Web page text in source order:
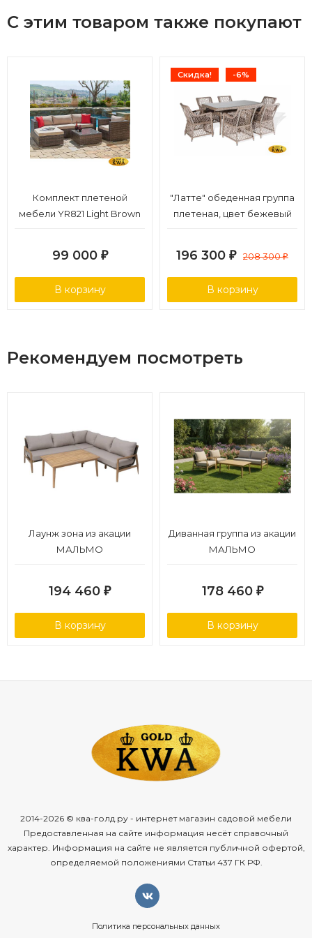
стола (73 см) для комфортной посадки
С этим товаром также покупают
Комплект плетеной
мебели YR821 Light Brown
99 000 ₽
В корзину
Скидка! -6%
"Латте" обеденная группа
плетеная, цвет бежевый
196 300 ₽ 208 300₽
В корзину
Рекомендуем посмотреть
Лаунж зона из акации
МАЛЬМО
194 460 ₽
В корзину
Диванная группа из акации
МАЛЬМО
178 460 ₽
В корзину
2014-2026 © ква-голд.ру - интернет магазин садовой мебели
Предоставленная на сайте информация несёт справочный
характер. Информация на сайте не является публичной офертой,
определяемой положениями Статьи 437 ГК РФ.
Политика персональных данных